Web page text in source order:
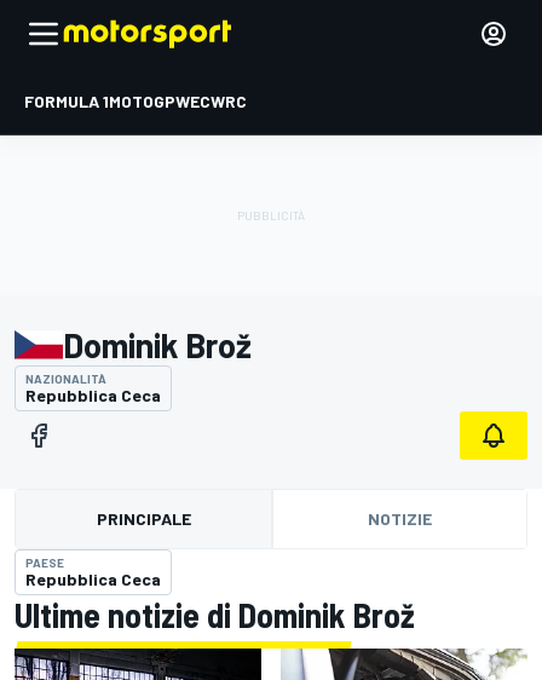
FORMULA 1MOTOGPWECWRC
Dominik Brož
NAZIONALITÀ
Repubblica Ceca
PRINCIPALE NOTIZIE
PAESE
Repubblica Ceca
Ultime notizie di Dominik Brož